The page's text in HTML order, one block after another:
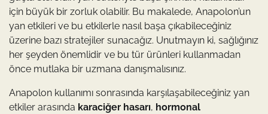
için büyük bir zorluk olabilir. Bu makalede, Anapolon’un
yan etkileri ve bu etkilerle nasıl başa çıkabileceğiniz
üzerine bazı stratejiler sunacağız. Unutmayın ki, sağlığınız
her şeyden önemlidir ve bu tür ürünleri kullanmadan
önce mutlaka bir uzmana danışmalısınız.
Anapolon kullanımı sonrasında karşılaşabileceğiniz yan
etkiler arasında karaciğer hasarı, hormonal